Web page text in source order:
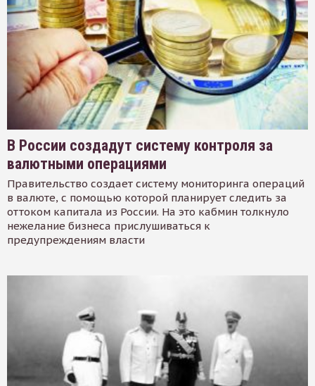
В России создадут систему контроля за
валютными операциями
Правительство создает систему мониторинга операций
в валюте, с помощью которой планирует следить за
оттоком капитала из России. На это кабмин толкнуло
нежелание бизнеса прислушиваться к
предупреждениям власти